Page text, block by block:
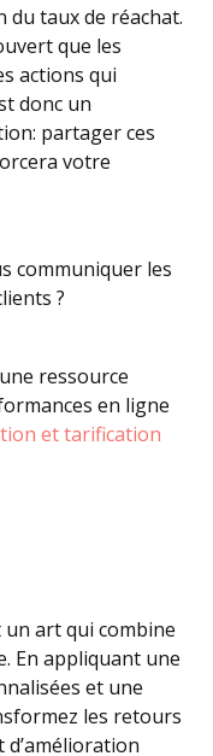
taux de réachat.
que les
actions qui
donc un
partager ces
votre
communiquer les
?
ressource
en ligne
et tarification
art qui combine
En appliquant une
et une
les retours